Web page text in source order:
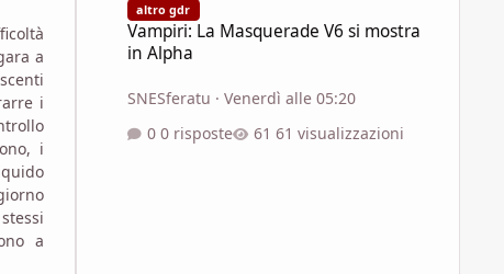
a
i
i
a
altro gdr
Vampiri: La Masquerade V6 si mostra
in Alpha
SNESferatu · Venerdì alle 05:20
0 risposte
61 visualizzazioni